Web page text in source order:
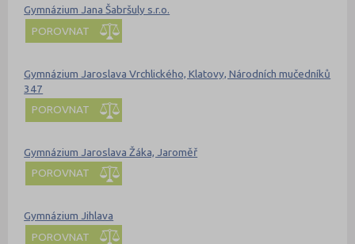
Gymnázium Jana Šabršuly s.r.o.
POROVNAT
Gymnázium Jaroslava Vrchlického, Klatovy, Národních mučedníků
347
POROVNAT
Gymnázium Jaroslava Žáka, Jaroměř
POROVNAT
Gymnázium Jihlava
POROVNAT